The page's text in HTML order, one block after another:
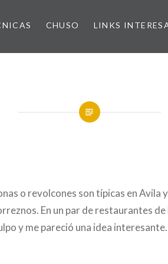
CHUSO LINKS
o revolcones son típicas en Avila
En un par de restaurantes
y me pareció una idea